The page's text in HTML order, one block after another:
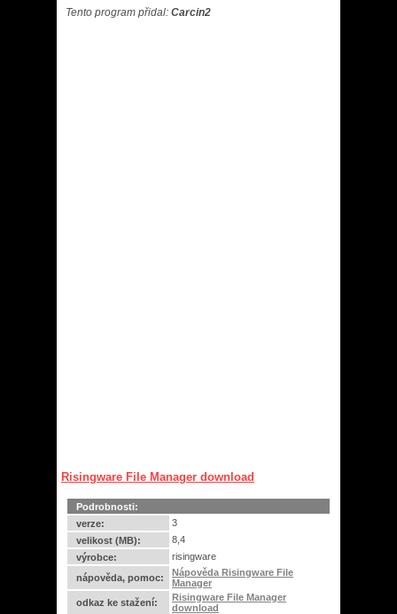
Tento program přidal: Carcin2
Risingware File Manager download
Podrobnosti:
verze:
3
velikost (MB):
8,4
výrobce:
risingware
nápověda, pomoc:
Nápověda Risingware File
Manager
odkaz ke stažení:
Risingware File Manager
download